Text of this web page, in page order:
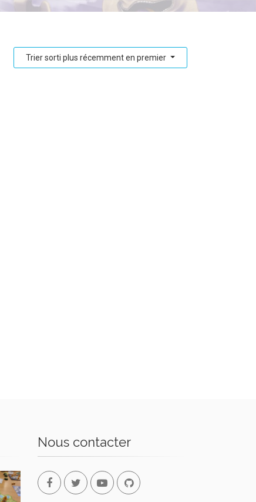
Trier sorti plus récemment en premier
Nous contacter